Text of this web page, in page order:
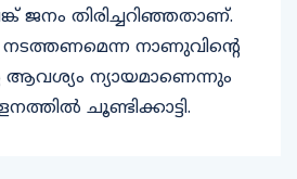
ജനം തിരിച്ചറിഞ്ഞതാണ്.
നാണുവിന്‍റെ
ആവശ്യം ന്യായമാണെന്നും
ചൂണ്ടിക്കാട്ടി.